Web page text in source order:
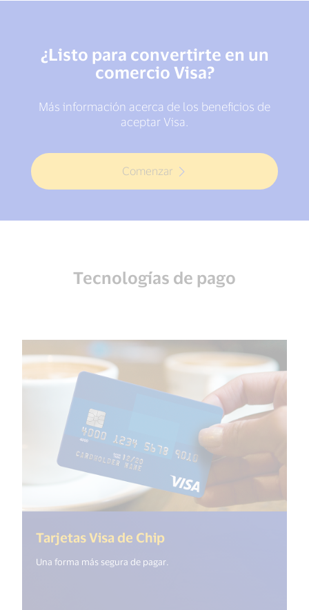
¿Listo para convertirte en un
comercio Visa?
Más información acerca de los beneficios de
aceptar Visa.
Comenzar
Tecnologías de pago
Tarjetas Visa de Chip
Una forma más segura de pagar.